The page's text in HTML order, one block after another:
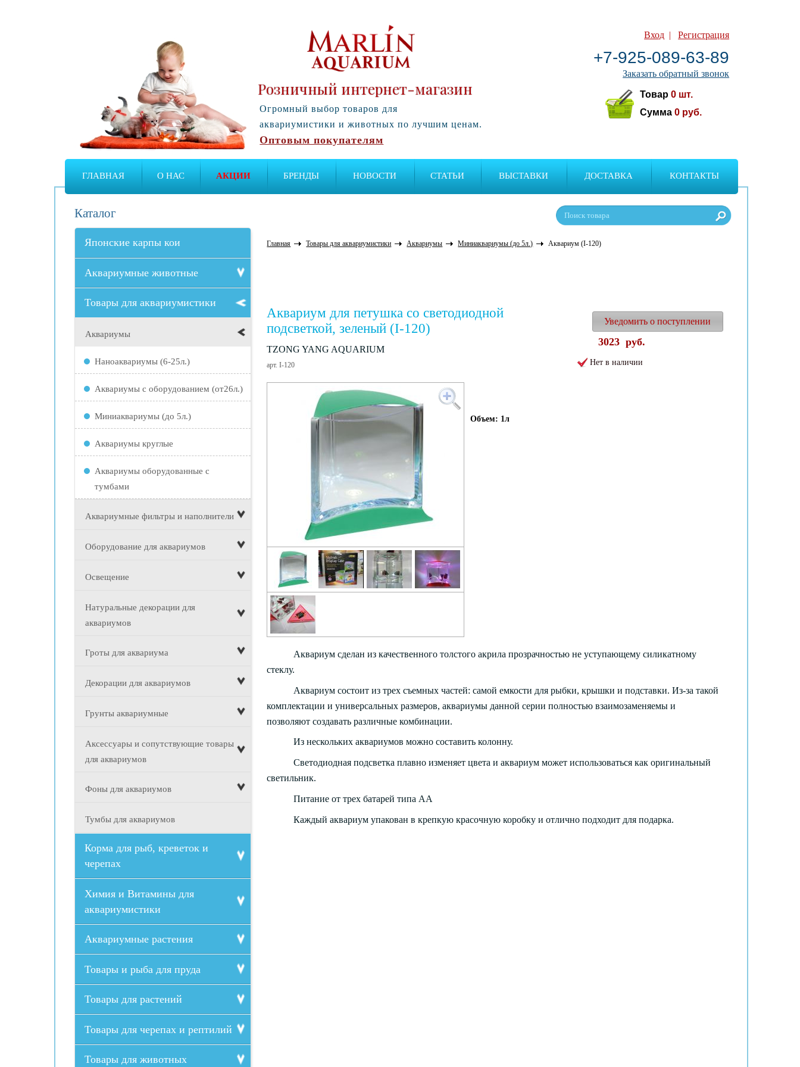
Вход |Регистрация
+7-925-089-63-89
Заказать обратный звонок
Товар0 шт.
Сумма0 руб.
Розничный интернет-магазин
Огромный выбор товаров для
аквариумистики и животных по лучшим ценам.
Оптовым покупателям
ГЛАВНАЯ О НАС АКЦИИ БРЕНДЫ НОВОСТИ СТАТЬИ ВЫСТАВКИ ДОСТАВКА КОНТАКТЫ
Каталог
Японские карпы кои
Аквариумные животные
Товары для аквариумистики
Аквариумы
Наноаквариумы (6-25л.)
Аквариумы с оборудованием (от26л.)
Миниаквариумы (до 5л.)
Аквариумы круглые
Аквариумы оборудованные с
тумбами
Аквариумные фильтры и наполнители
Оборудование для аквариумов
Освещение
Натуральные декорации для
аквариумов
Гроты для аквариума
Декорации для аквариумов
Грунты аквариумные
Аксессуары и сопутствующие товары
для аквариумов
Фоны для аквариумов
Тумбы для аквариумов
Корма для рыб, креветок и
черепах
Химия и Витамины для
аквариумистики
Аквариумные растения
Товары и рыба для пруда
Товары для растений
Товары для черепах и рептилий
Товары для животных
Главная Товары для аквариумистики Аквариумы Миниаквариумы (до 5л.) Аквариум (I-120)
Аквариум для петушка cо светодиодной
подсветкой, зеленый (I-120)
TZONG YANG AQUARIUM
арт. I-120
Уведомить о поступлении
3023 руб.
Нет в наличии
Объем: 1л
Аквариум сделан из качественного толстого акрила прозрачностью не уступающему силикатному
стеклу.
Аквариум состоит из трех съемных частей: самой емкости для рыбки, крышки и подставки. Из-за такой
комплектации и универсальных размеров, аквариумы данной серии полностью взаимозаменяемы и
позволяют создавать различные комбинации.
Из нескольких аквариумов можно составить колонну.
Светодиодная подсветка плавно изменяет цвета и аквариум может использоваться как оригинальный
светильник.
Питание от трех батарей типа АА
Каждый аквариум упакован в крепкую красочную коробку и отлично подходит для подарка.